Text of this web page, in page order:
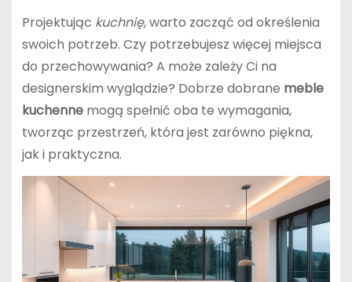
Projektując kuchnię, warto zacząć od określenia
swoich potrzeb. Czy potrzebujesz więcej miejsca
do przechowywania? A może zależy Ci na
designerskim wyglądzie? Dobrze dobrane meble
kuchennemogą spełnić oba te wymagania,
tworząc przestrzeń, która jest zarówno piękna,
jak i praktyczna.